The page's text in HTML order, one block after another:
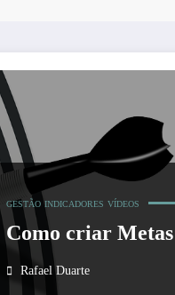
GESTÃO INDICADORES VÍDEOS
Como criar
Rafael Duarte